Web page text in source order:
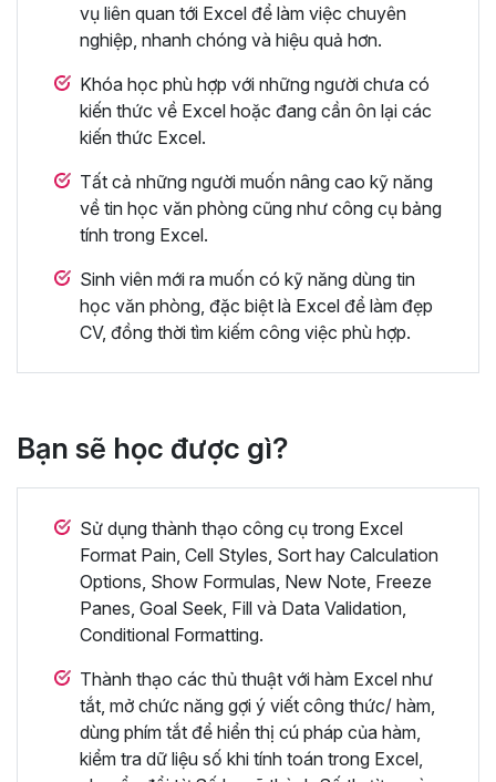
vụ liên quan tới Excel để làm việc chuyên
nghiệp, nhanh chóng và hiệu quả hơn.
Khóa học phù hợp với những người chưa có
kiến thức về Excel hoặc đang cần ôn lại các
kiến thức Excel.
Tất cả những người muốn nâng cao kỹ năng
về tin học văn phòng cũng như công cụ bảng
tính trong Excel.
Sinh viên mới ra muốn có kỹ năng dùng tin
học văn phòng, đặc biệt là Excel để làm đẹp
CV, đồng thời tìm kiếm công việc phù hợp.
Bạn sẽ học được gì?
Sử dụng thành thạo công cụ trong Excel
Format Pain, Cell Styles, Sort hay Calculation
Options, Show Formulas, New Note, Freeze
Panes, Goal Seek, Fill và Data Validation,
Conditional Formatting.
Thành thạo các thủ thuật với hàm Excel như
tắt, mở chức năng gợi ý viết công thức/ hàm,
dùng phím tắt để hiển thị cú pháp của hàm,
kiểm tra dữ liệu số khi tính toán trong Excel,